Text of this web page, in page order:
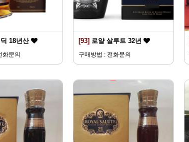
18년산
화문의
[93] 로얄 살루트 32년
구매방법 : 전화문의